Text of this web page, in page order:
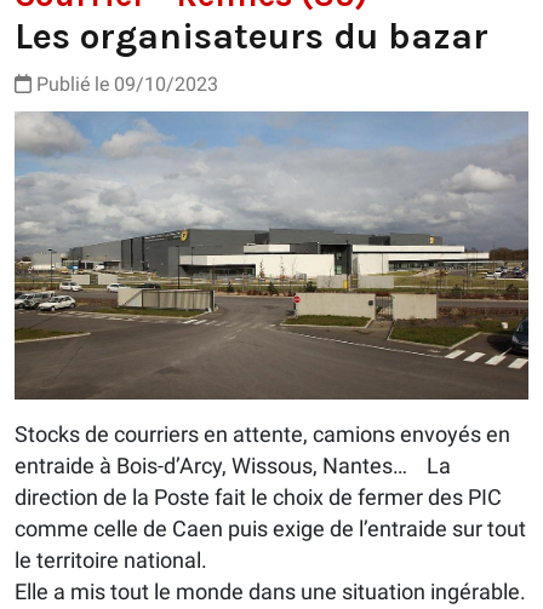
Les organisateurs du bazar
Publié le 09/10/2023
Stocks de courriers en attente, camions envoyés en
entraide à Bois-d’Arcy, Wissous, Nantes… La
direction de la Poste fait le choix de fermer des PIC
comme celle de Caen puis exige de l’entraide sur tout
le territoire national.
Elle a mis tout le monde dans une situation ingérable.